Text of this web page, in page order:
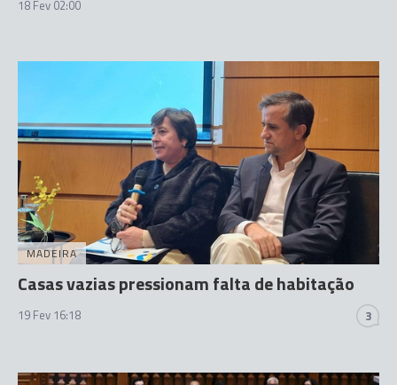
18 Fev 02:00
MADEIRA
Casas vazias pressionam falta de habitação
19 Fev 16:18 3